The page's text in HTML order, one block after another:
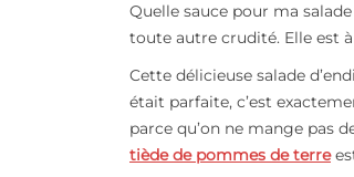
Quelle sauce pour ma
toute autre crudité. Elle est à
Cette délicieuse salade
était parfaite, c’est
parce qu’on ne mange pas
tiède de pommes de terre